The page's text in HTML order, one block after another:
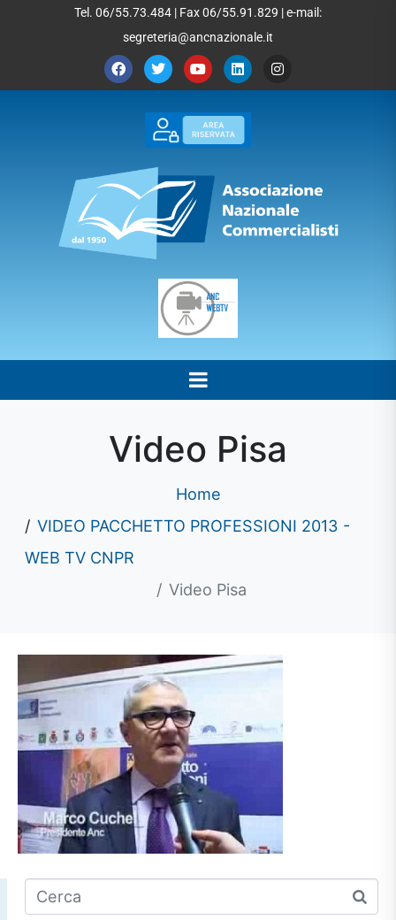
Tel. 06/55.73.484 | Fax 06/55.91.829 | e-mail:
segreteria@ancnazionale.it
Video Pisa
Home
VIDEO PACCHETTO PROFESSIONI 2013 -
WEB TV CNPR
Video Pisa